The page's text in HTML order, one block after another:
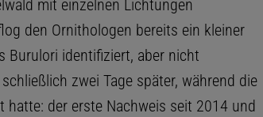
mit einzelnen Lichtungen
den Ornithologen bereits ein kleiner
Burulori identifiziert, aber nicht
zwei Tage später, während die
der erste Nachweis seit 2014 und